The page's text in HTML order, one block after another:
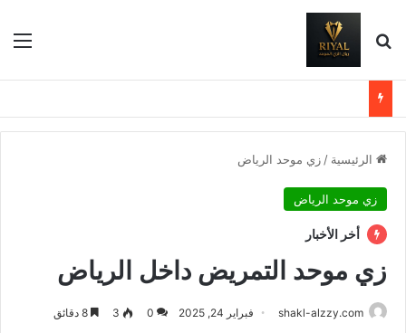
بحث عن
الرئيسية / زي موحد الرياض
زي موحد الرياض
أخر الأخبار
زي موحد التمريض داخل الرياض
shakl-alzzy.com فبراير 24, 2025 0
3